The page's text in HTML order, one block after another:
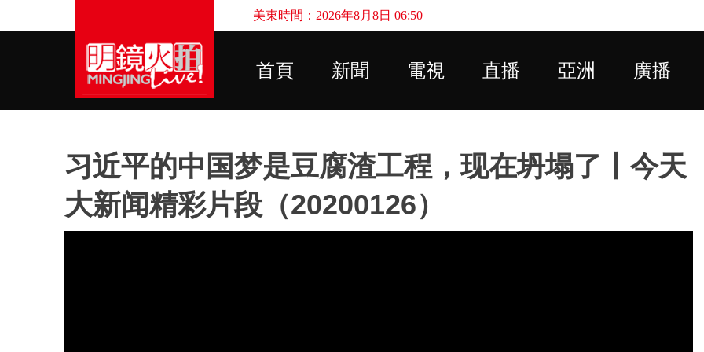
美東時間：2026年8月8日 06:50
首頁 新聞 電視 直播 亞洲 廣播
习近平的中国梦是豆腐渣工程，现在坍塌了丨今天
大新闻精彩片段（20200126）